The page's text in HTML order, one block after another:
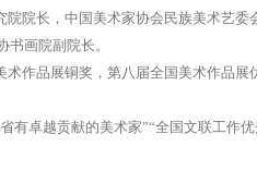
院长，中国美术家协会民族美术艺委
画院副院长。
作品展铜奖，第八届全国美术作品展
有卓越贡献的美术家”“全国文联工作